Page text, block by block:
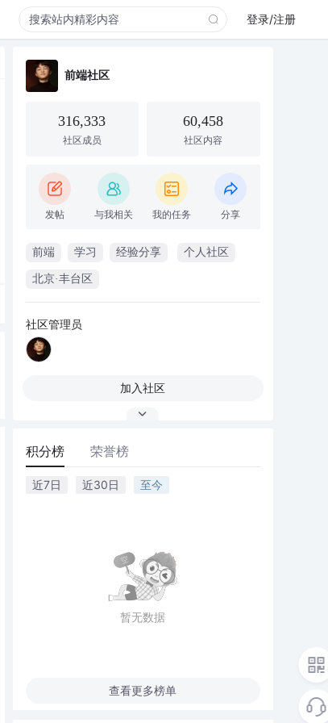
登录/注册
前端社区
316,333
社区成员
60,458
社区内容
发帖 与我相关 我的任务 分享
前端 学习 经验分享 个人社区
北京·丰台区
社区管理员
加入社区
积分榜 荣誉榜
近7日 近30日 至今
暂无数据
查看更多榜单